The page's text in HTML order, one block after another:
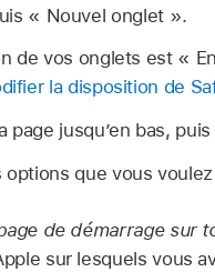
« Nouvel onglet ».
de vos onglets est «
la disposition de
page jusqu’en bas,
options que vous
de démarrage sur
sur lesquels vous